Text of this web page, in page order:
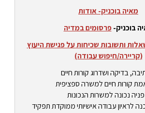
מאיה בוכניק- אודות
בוכניק-פרסומים במדיה
ותשובות שכיחות על פגישת היעוץ
(קריירה/חיפוש עבודה)
בדיקה ושדרוג קורות חיים
קורות חיים למשרה ספציפית
נכונה למשרות הנכונות
לראיון עבודה אישיותי ממוקדת תפקיד